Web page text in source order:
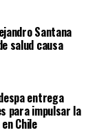
Santana
salud causa
entrega
para impulsar la
Chile